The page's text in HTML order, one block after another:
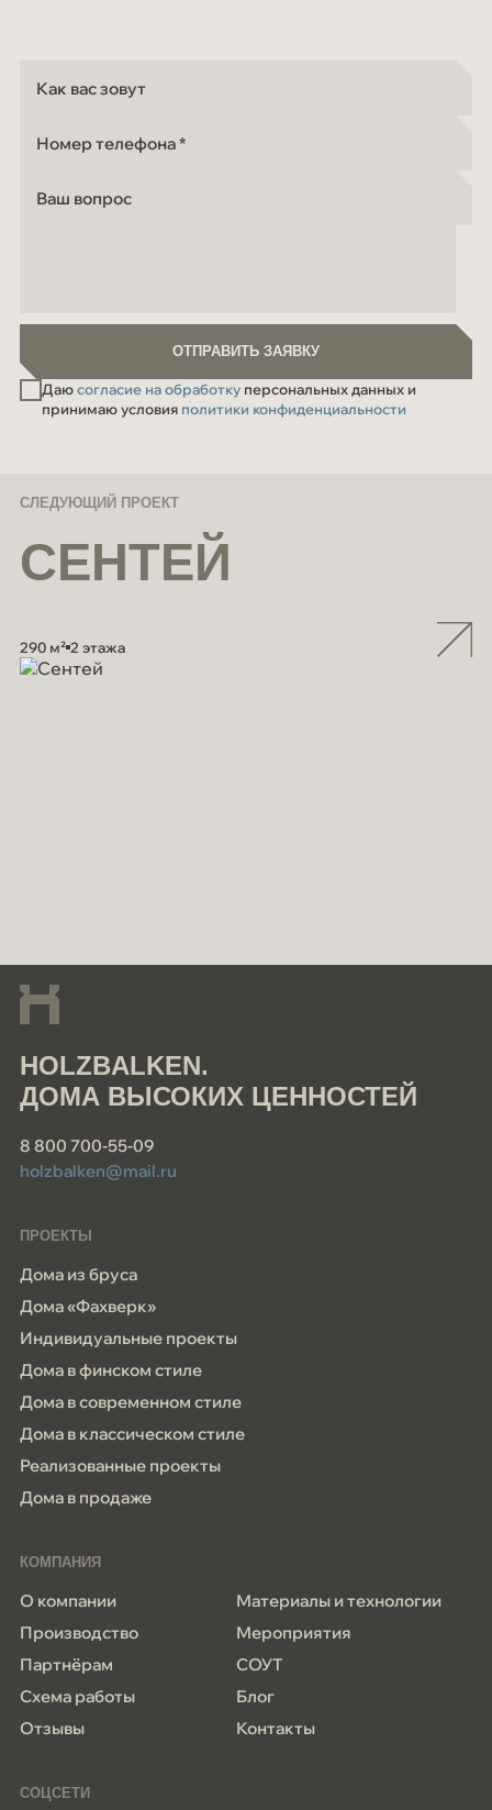
Как вас зовут
Номер телефона
Ваш вопрос
ОТПРАВИТЬ ЗАЯВКУ
ОТПРАВИТЬ ЗАЯВКУ
Даюсогласие на обработку персональных данных и
принимаю условия политики конфиденциальности
СЛЕДУЮЩИЙ ПРОЕКТ
СЕНТЕЙ
290 м² 2 этажа
HOLZBALKEN.
ДОМА ВЫСОКИХ ЦЕННОСТЕЙ
8 800 700-55-09
holzbalken@mail.ru
ПРОЕКТЫ
Дома из бруса
Дома «Фахверк»
Индивидуальные проекты
Дома в финском стиле
Дома в современном стиле
Дома в классическом стиле
Реализованные проекты
Дома в продаже
КОМПАНИЯ
О компании
Производство
Партнёрам
Схема работы
Отзывы
Материалы и технологии
Мероприятия
СОУТ
Блог
Контакты
СОЦСЕТИ